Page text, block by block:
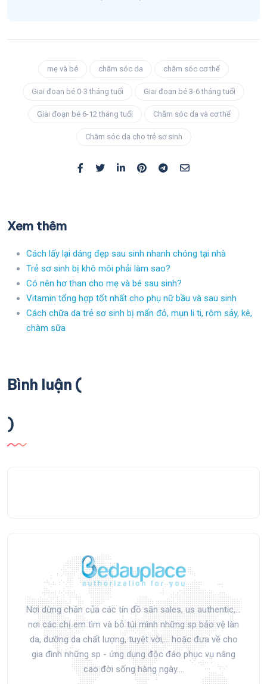
mẹ và bé chăm sóc da chăm sóc cơ thể
Giai đoạn bé 0-3 tháng tuổi Giai đoạn bé 3-6 tháng tuổi
Giai đoạn bé 6-12 tháng tuổi Chăm sóc da và cơ thể
Chăm sóc da cho trẻ sơ sinh
Xem thêm
Cách lấy lại dáng đẹp sau sinh nhanh chóng tại nhà
Trẻ sơ sinh bị khô môi phải làm sao?
Có nên hơ than cho mẹ và bé sau sinh?
Vitamin tổng hợp tốt nhất cho phụ nữ bầu và sau sinh
Cách chữa da trẻ sơ sinh bị mẩn đỏ, mụn li ti, rôm sảy, kê,
chàm sữa
Bình luận (
)
Nơi dừng chân của các tín đồ săn sales, us authentic,...
nơi các chị em tìm và bỏ túi mình những sp bảo vệ làn
da, dưỡng da chất lượng, tuyệt vời,... hoặc đưa về cho
gia đình những sp - ứng dụng độc đáo phục vụ nâng
cao đời sống hàng ngày....